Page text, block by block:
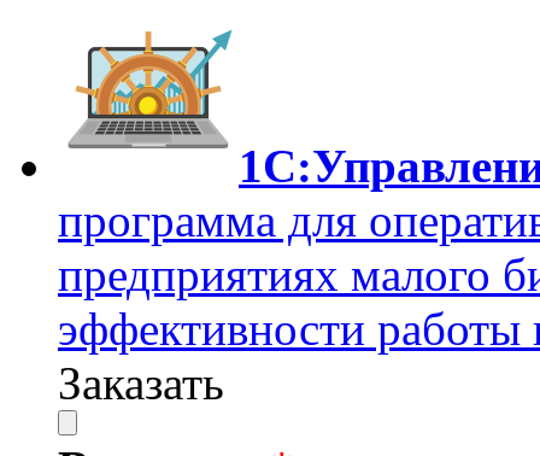
программа для
предприятиях малого
эффективности работы
Заказать